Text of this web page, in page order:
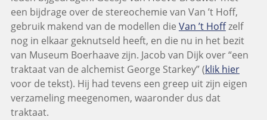
een bijdrage over de stereochemie van Van ’t Hoff,
gebruik makend van de modellen die Van ’t Hoffzelf
nog in elkaar geknutseld heeft, en die nu in het bezit
van Museum Boerhaave zijn. Jacob van Dijk over “een
traktaat van de alchemist George Starkey” (klik hier
voor de tekst). Hij had tevens een greep uit zijn eigen
verzameling meegenomen, waaronder dus dat
traktaat.